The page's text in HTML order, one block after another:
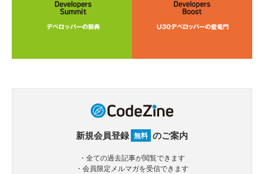
新規会員登録 無料 のご案内
・全ての過去記事が閲覧できます
・会員限定メルマガを受信できます